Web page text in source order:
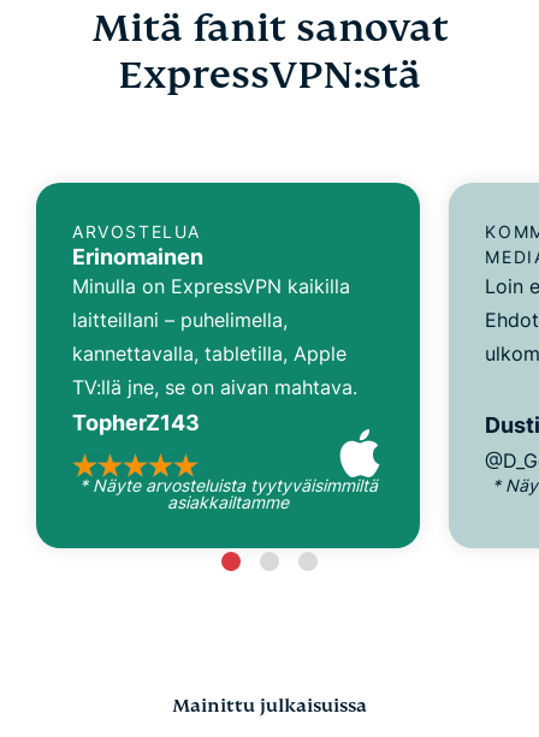
Mitä fanit sanovat
ExpressVPN:stä
ARVOSTELUA
Erinomainen
Minulla on ExpressVPN kaikilla
laitteillani – puhelimella,
kannettavalla, tabletilla, Apple
TV:llä jne, se on aivan mahtava.
TopherZ143
* Näyte arvosteluista tyytyväisimmiltä
asiakkailtamme
Loin
*
Mainittu julkaisuissa